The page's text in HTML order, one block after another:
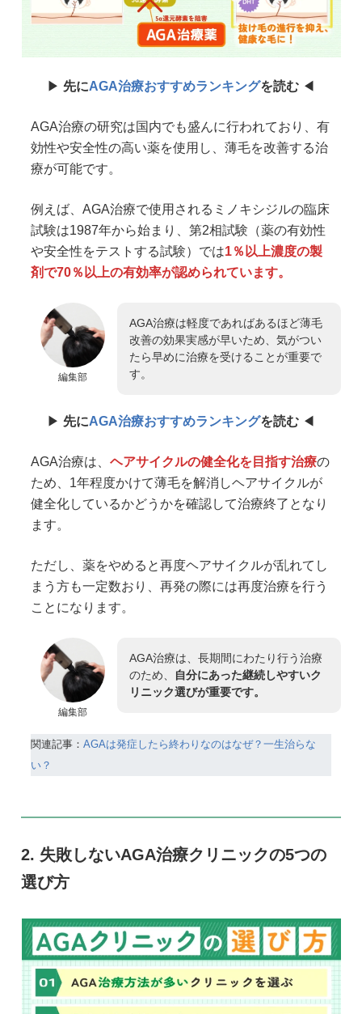
▶︎ 先にAGA治療おすすめランキングを読む ◀︎
AGA治療の研究は国内でも盛んに行われており、有
効性や安全性の高い薬を使用し、薄毛を改善する治
療が可能です。
例えば、AGA治療で使用されるミノキシジルの臨床
試験は1987年から始まり、第2相試験（薬の有効性
や安全性をテストする試験）では1％以上濃度の製
剤で70％以上の有効率が認められています。
編集部
AGA治療は軽度であればあるほど薄毛
改善の効果実感が早いため、気がつい
たら早めに治療を受けることが重要で
す。
▶︎ 先にAGA治療おすすめランキングを読む ◀︎
AGA治療は、ヘアサイクルの健全化を目指す治療の
ため、1年程度かけて薄毛を解消しヘアサイクルが
健全化しているかどうかを確認して治療終了となり
ます。
ただし、薬をやめると再度ヘアサイクルが乱れてし
まう方も一定数おり、再発の際には再度治療を行う
ことになります。
編集部
AGA治療は、長期間にわたり行う治療
のため、
自分にあった継続しやすいク
リニック選びが重要です。
関連記事：AGAは発症したら終わりなのはなぜ？一生治らな
い？
失敗しないAGA治療クリニックの5つの
選び方
六本木院
福岡院
六本木院
福岡院
六本木院